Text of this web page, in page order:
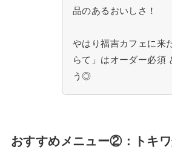
品のあるおいしさ！
やはり福吉カフェに来
らて」はオーダー必須
う◎
おすすめメニュー②：トキワ